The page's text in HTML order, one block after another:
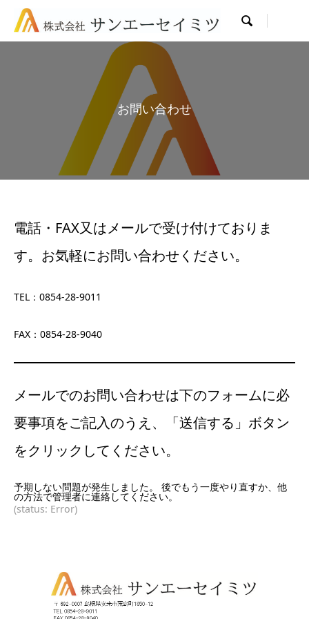

お問い合わせ
電話・FAX又はメールで受け付けておりま
す。お気軽にお問い合わせください。
TEL：0854-28-9011
FAX：0854-28-9040
メールでのお問い合わせは下のフォームに必
要事項をご記入のうえ、「送信する」ボタン
をクリックしてください。
予期しない問題が発生しました。 後でもう一度やり直すか、他
の方法で管理者に連絡してください。
(status: Error)